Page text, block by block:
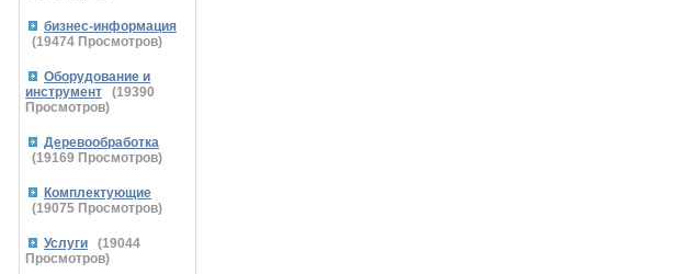
бизнес-информация
(19474 Просмотров)
Оборудование и
инструмент
(19390
Просмотров)
Деревообработка
(19169 Просмотров)
Комплектующие
(19075 Просмотров)
Услуги (19044
Просмотров)